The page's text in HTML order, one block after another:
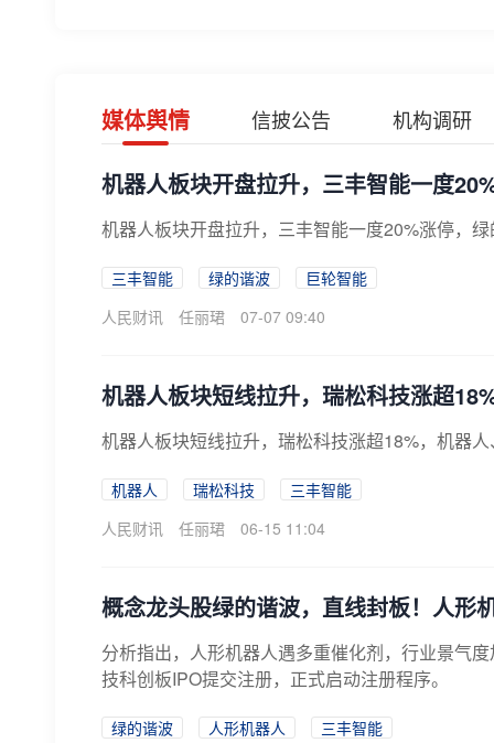
媒体舆情 信披公告 机构调研
机器人板块开盘拉升，三丰智能一度
机器人板块开盘拉升，三丰智能一度20%涨停，
三丰智能 绿的谐波
巨轮智能
人民财讯
任丽珺 07-07 09:40
机器人板块短线拉升，瑞松科技涨超
机器人板块短线拉升，瑞松科技涨超18%，机器
机器人 瑞松科技
三丰智能
人民财讯
任丽珺 06-15 11:04
概念龙头股绿的谐波，直线封板！人形
分析指出，人形机器人遇多重催化剂，行业景气
技科创板IPO提交注册，正式启动注册程序。
绿的谐波 人形机器人
三丰智能